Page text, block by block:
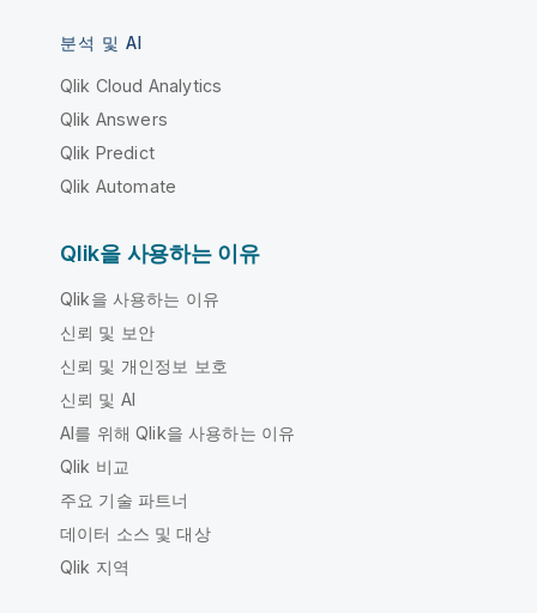
분석 및 AI
Qlik Cloud Analytics
Qlik Answers
Qlik Predict
Qlik Automate
Qlik을 사용하는 이유
Qlik을 사용하는 이유
신뢰 및 보안
신뢰 및 개인정보 보호
신뢰 및 AI
AI를 위해 Qlik을 사용하는 이유
Qlik 비교
주요 기술 파트너
데이터 소스 및 대상
Qlik 지역